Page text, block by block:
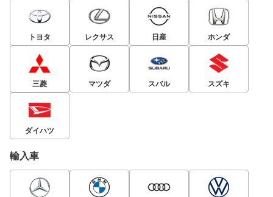
トヨタ レクサス 日産 ホンダ
三菱 マツダ スバル スズキ
ダイハツ
輸入車